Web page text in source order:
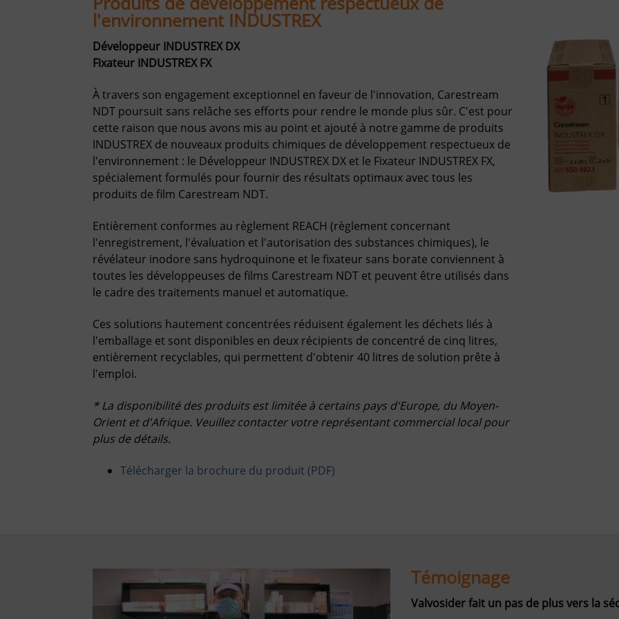
l'environnement INDUSTREX
Développeur INDUSTREX DX
Fixateur INDUSTREX FX
À travers son engagement exceptionnel en faveur de l'innovation, Carestream
NDT poursuit sans relâche ses efforts pour rendre le monde plus sûr. C'est pour
cette raison que nous avons mis au point et ajouté à notre gamme de produits
INDUSTREX de nouveaux produits chimiques de développement respectueux de
l'environnement : le Développeur INDUSTREX DX et le Fixateur INDUSTREX FX,
spécialement formulés pour fournir des résultats optimaux avec tous les
produits de film Carestream NDT.
Entièrement conformes au règlement REACH (règlement concernant
l'enregistrement, l'évaluation et l'autorisation des substances chimiques), le
révélateur inodore sans hydroquinone et le fixateur sans borate conviennent à
toutes les développeuses de films Carestream NDT et peuvent être utilisés dans
le cadre des traitements manuel et automatique.
Ces solutions hautement concentrées réduisent également les déchets liés à
l'emballage et sont disponibles en deux récipients de concentré de cinq litres,
entièrement recyclables, qui permettent d'obtenir 40 litres de solution prête à
l'emploi.
* La disponibilité des produits est limitée à certains pays d'Europe, du Moyen-
Orient et d'Afrique. Veuillez contacter votre représentant commercial local pour
plus de détails.
Télécharger la brochure du produit (PDF)
Témoignage
Valvosider fait un pas de plus vers la